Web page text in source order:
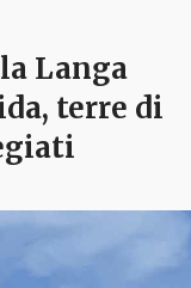
Langa
terre di